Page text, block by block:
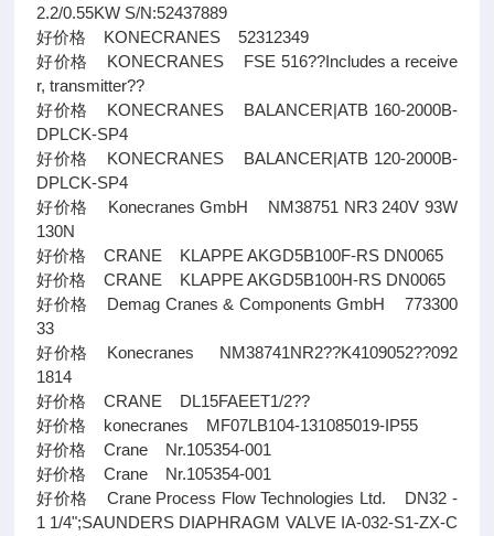
2.2/0.55KW S/N:52437889
好价格 KONECRANES 52312349
好价格 KONECRANES FSE 516??Includes a receive
r, transmitter??
好价格 KONECRANES BALANCER|ATB 160-2000B-
DPLCK-SP4
好价格 KONECRANES BALANCER|ATB 120-2000B-
DPLCK-SP4
好价格 Konecranes GmbH NM38751 NR3 240V 93W
130N
好价格 CRANE KLAPPE AKGD5B100F-RS DN0065
好价格 CRANE KLAPPE AKGD5B100H-RS DN0065
好价格 Demag Cranes & Components GmbH 773300
33
好价格 Konecranes NM38741NR2??K4109052??092
1814
好价格 CRANE DL15FAEET1/2??
好价格 konecranes MF07LB104-131085019-IP55
好价格 Crane Nr.105354-001
好价格 Crane Nr.105354-001
好价格 Crane Process Flow Technologies Ltd. DN32 -
1 1/4";SAUNDERS DIAPHRAGM VALVE IA-032-S1-ZX-C